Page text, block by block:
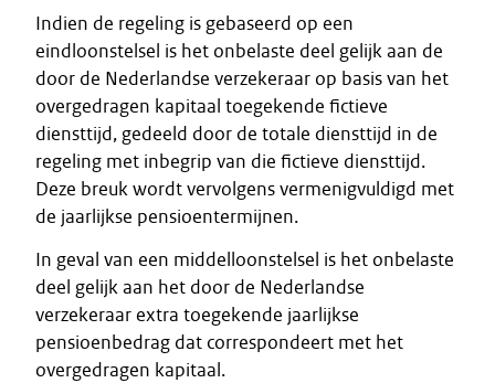
Indien de regeling is gebaseerd op een
eindloonstelsel is het onbelaste deel gelijk aan de
door de Nederlandse verzekeraar op basis van het
overgedragen kapitaal toegekende fictieve
diensttijd, gedeeld door de totale diensttijd in de
regeling met inbegrip van die fictieve diensttijd.
Deze breuk wordt vervolgens vermenigvuldigd met
de jaarlijkse pensioentermijnen.
In geval van een middelloonstelsel is het onbelaste
deel gelijk aan het door de Nederlandse
verzekeraar extra toegekende jaarlijkse
pensioenbedrag dat correspondeert met het
overgedragen kapitaal.